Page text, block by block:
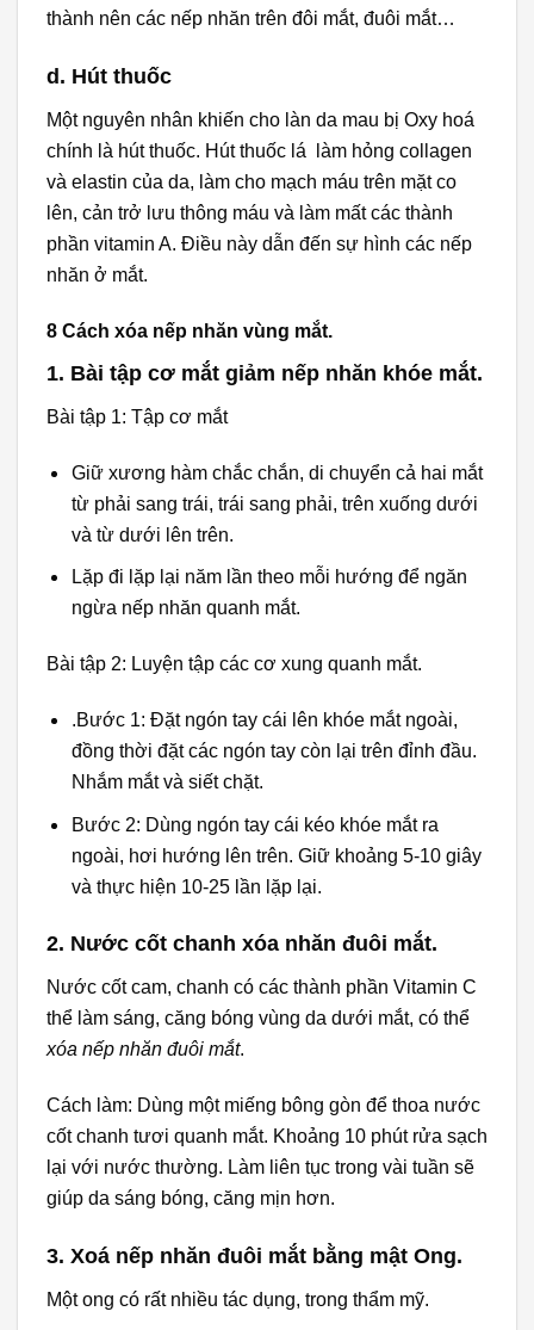
thành nên các nếp nhăn trên đôi mắt, đuôi mắt…
d. Hút thuốc
Một nguyên nhân khiến cho làn da mau bị Oxy hoá
chính là hút thuốc. Hút thuốc lá làm hỏng collagen
và elastin của da, làm cho mạch máu trên mặt co
lên, cản trở lưu thông máu và làm mất các thành
phần vitamin A. Điều này dẫn đến sự hình các nếp
nhăn ở mắt.
8 Cách xóa nếp nhăn vùng mắt.
1. Bài tập cơ mắt giảm nếp nhăn khóe mắt.
Bài tập 1: Tập cơ mắt
Giữ xương hàm chắc chắn, di chuyển cả hai mắt
từ phải sang trái, trái sang phải, trên xuống dưới
và từ dưới lên trên.
Lặp đi lặp lại năm lần theo mỗi hướng để ngăn
ngừa nếp nhăn quanh mắt.
Bài tập 2: Luyện tập các cơ xung quanh mắt.
.Bước 1: Đặt ngón tay cái lên khóe mắt ngoài,
đồng thời đặt các ngón tay còn lại trên đỉnh đầu.
Nhắm mắt và siết chặt.
Bước 2: Dùng ngón tay cái kéo khóe mắt ra
ngoài, hơi hướng lên trên. Giữ khoảng 5-10 giây
và thực hiện 10-25 lần lặp lại.
2. Nước cốt chanh xóa nhăn đuôi mắt.
Nước cốt cam, chanh có các thành phần Vitamin C
thể làm sáng, căng bóng vùng da dưới mắt, có thể
xóa nếp nhăn đuôi mắt.
Cách làm: Dùng một miếng bông gòn để thoa nước
cốt chanh tươi quanh mắt. Khoảng 10 phút rửa sạch
lại với nước thường. Làm liên tục trong vài tuần sẽ
giúp da sáng bóng, căng mịn hơn.
3. Xoá nếp nhăn đuôi mắt bằng mật Ong.
Một ong có rất nhiều tác dụng, trong thẩm mỹ.